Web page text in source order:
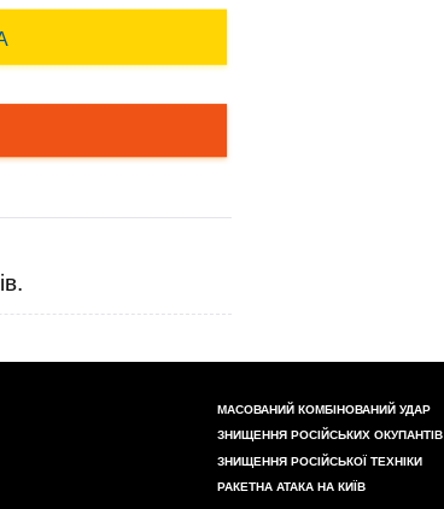
МАСОВАНИЙ КОМБІНОВАНИЙ УДАР
ЗНИЩЕННЯ РОСІЙСЬКИХ ОКУПАНТІВ
ЗНИЩЕННЯ РОСІЙСЬКОЇ ТЕХНІКИ
РАКЕТНА АТАКА НА КИЇВ